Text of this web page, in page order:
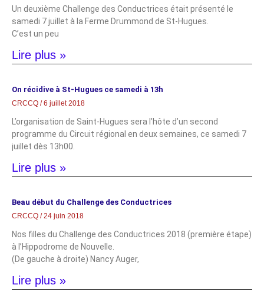
Un deuxième Challenge des Conductrices était présenté le
samedi 7 juillet à la Ferme Drummond de St-Hugues.
C’est un peu
Lire plus »
On récidive à St-Hugues ce samedi à 13h
CRCCQ 6 juillet 2018
L’organisation de Saint-Hugues sera l’hôte d’un second
programme du Circuit régional en deux semaines, ce samedi 7
juillet dès 13h00.
Lire plus »
Beau début du Challenge des Conductrices
CRCCQ 24 juin 2018
Nos filles du Challenge des Conductrices 2018 (première étape)
à l’Hippodrome de Nouvelle.
(De gauche à droite) Nancy Auger,
Lire plus »